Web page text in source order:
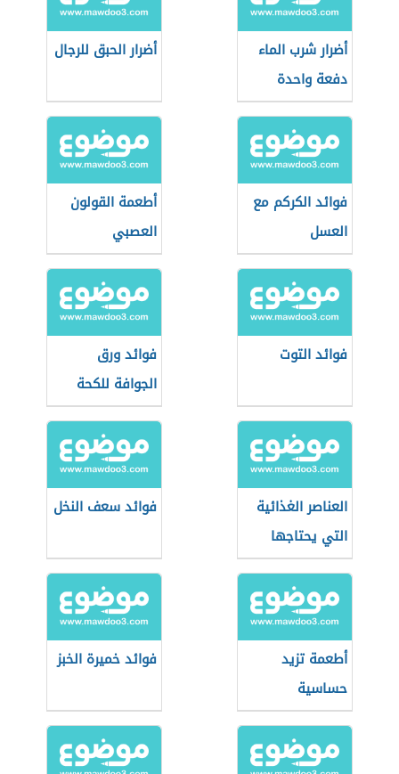
أضرار شرب الماء
دفعة واحدة
أضرار الحبق للرجال
فوائد الكركم مع
العسل
أطعمة القولون
العصبي
فوائد التوت
فوائد ورق
الجوافة للكحة
العناصر الغذائية
التي يحتاجها
الجسم
فوائد سعف النخل
أطعمة تزيد
حساسية
الإنسولين
فوائد خميرة الخبز